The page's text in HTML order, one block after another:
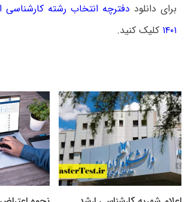
برای دانلود دفترچه انتخاب رشته کارشناسی
۱۴۰۱ کلیک کنید.